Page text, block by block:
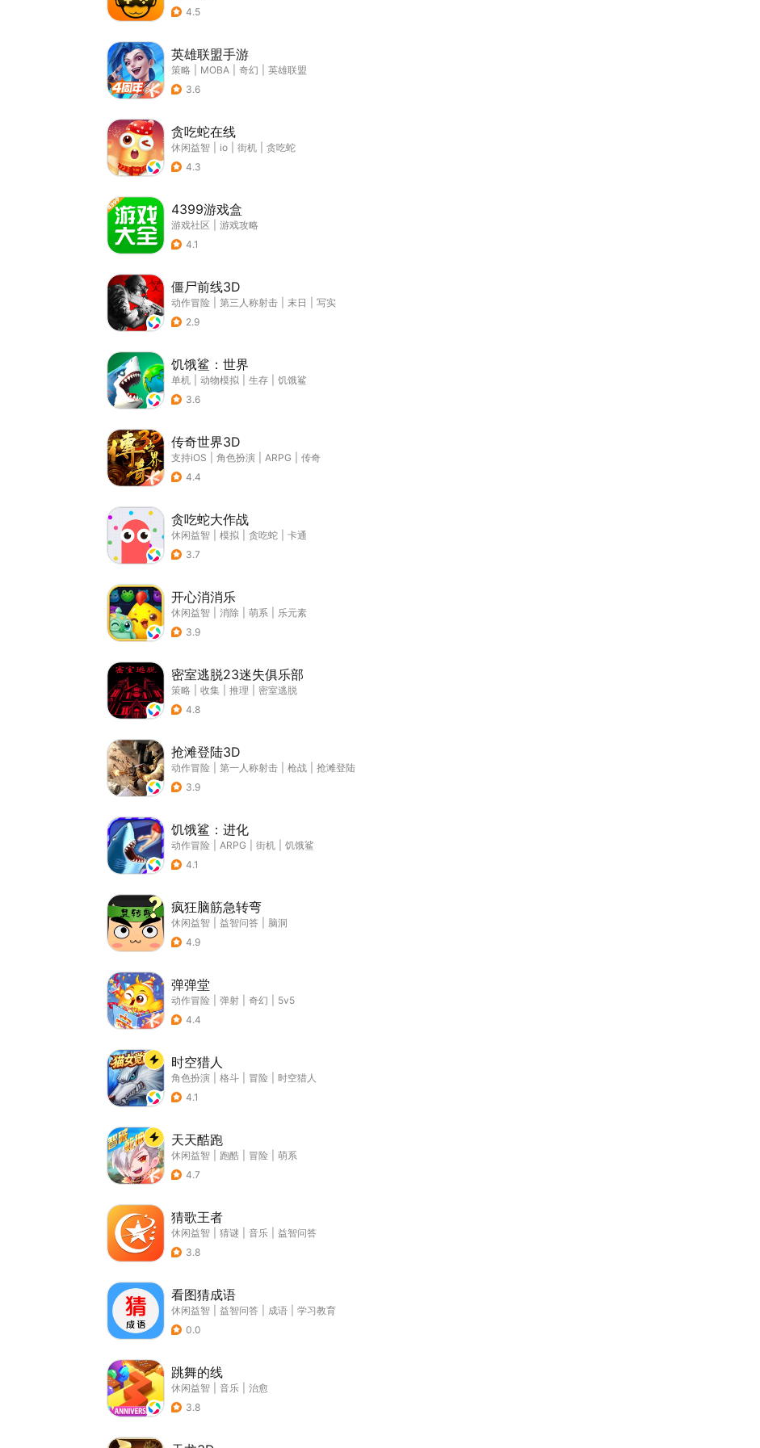
4.5
英雄联盟手游
策略 MOBA 奇幻
英雄联盟
3.6
贪吃蛇在线
休闲益智 io 街机
贪吃蛇
4.3
4399游戏盒
游戏社区
游戏攻略
4.1
僵尸前线3D
动作冒险 第三人称射击 末日
写实
2.9
饥饿鲨：世界
单机 动物模拟 生存
饥饿鲨
3.6
传奇世界3D
支持iOS 角色扮演 ARPG
传奇
4.4
贪吃蛇大作战
休闲益智 模拟 贪吃蛇
卡通
3.7
开心消消乐
休闲益智 消除 萌系
乐元素
3.9
密室逃脱23迷失俱乐部
策略 收集 推理
密室逃脱
4.8
抢滩登陆3D
动作冒险 第一人称射击 枪战
抢滩登陆
3.9
饥饿鲨：进化
动作冒险 ARPG 街机
饥饿鲨
4.1
疯狂脑筋急转弯
休闲益智 益智问答
脑洞
4.9
弹弹堂
动作冒险 弹射 奇幻
5v5
4.4
时空猎人
角色扮演 格斗 冒险
时空猎人
4.1
天天酷跑
休闲益智 跑酷 冒险
萌系
4.7
猜歌王者
休闲益智 猜谜 音乐
益智问答
3.8
看图猜成语
休闲益智 益智问答 成语
学习教育
0.0
跳舞的线
休闲益智 音乐
治愈
3.8